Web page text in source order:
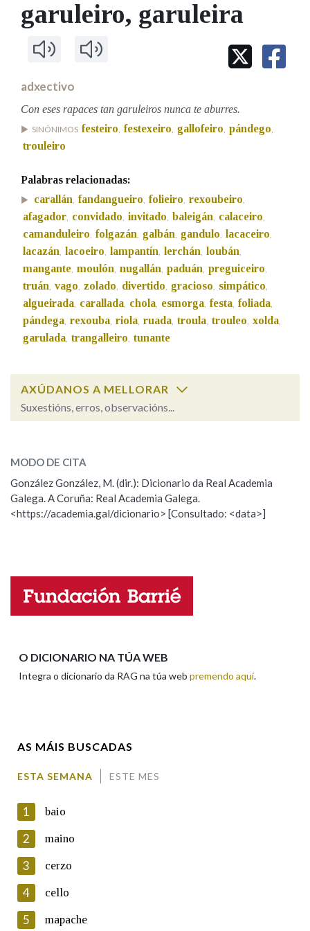
IDENTIDADE CORPORATIVA
MARCIAL DEL ADALID
CASA-MUSEO EMILIA PARDO
FIGURAS HOMENAXEADAS
PORTAL DAS PALABRAS
Facebook
TwitterYoutubeInstagram
Bluesky
BUSCAR NOS LEMAS
Comeza por
Contén
BUSCAR NO CONTIDO
Nos exemplos
OUTRAS OPCIÓNS DE BUSCA
Pertence a
garuleiro, garuleira
adxectivo
Con eses rapaces tan garuleiros nunca te aburres.
SINÓNIMOS festeiro, festexeiro, gallofeiro, pándego,
trouleiro
Palabras relacionadas:
carallán, fandangueiro, folieiro, rexoubeiro,
afagador, convidado, invitado, baleigán, calaceiro,
camanduleiro, folgazán, galbán, gandulo, lacaceiro,
lacazán, lacoeiro, lampantín, lerchán, loubán,
mangante, moulón, nugallán, paduán, preguiceiro,
truán, vago, zolado, divertido, gracioso, simpático,
algueirada, carallada, chola, esmorga, festa, foliada,
pándega, rexouba, riola, ruada, troula, trouleo, xolda,
garulada, trangalleiro, tunante
AXÚDANOS A MELLORAR
Suxestións, erros, observacións...
ESCOLLE UNHA OPCIÓN:
Observación Hai un erro na palabra
Propoño mellorar a definición
Nome
En cumprimento da normativa vixente en materia de
Protección de Datos de Carácter Persoal, a Real Academia
Galega informa a aqueles usuarios que faciliten o seu correo
electrónico, así como calquera outra información de carácter
persoal, que estes datos serán obxecto de tratamento
MODO DE CITA
González González, M. (dir.): Dicionario da Real Academia
Galega. A Coruña: Real Academia Galega.
<https://academia.gal/dicionario> [Consultado: <data>]
O DICIONARIO NA TÚA WEB
Integra o dicionario da RAG na túa web premendo aquí.
AS MÁIS BUSCADAS
ESTA SEMANA ESTE MES
1 baio
2 maino
3 cerzo
4 cello
5 mapache